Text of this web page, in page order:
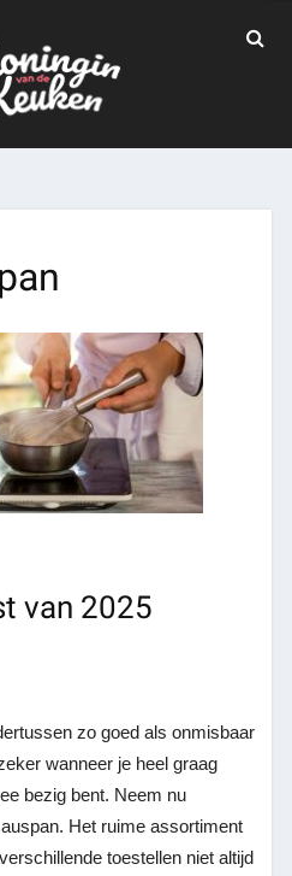
van 2025
zo goed als onmisbaar
wanneer je heel graag
bezig bent. Neem nu
Het ruime assortiment
toestellen niet altijd